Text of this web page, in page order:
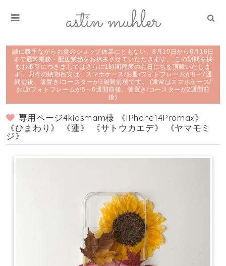
誠に勝手ながらお盆のショップ休業にともない、8月10日から8月16日
まで通常業務・配送業務をお休みさせていただきます。 この期間を挟
むお取引につきましてはさらに1週間程度のお日にちを頂戴いたしま
す。 只今の納期目安は、スマホケース/お皿/フォトフレームが6～7週
間前後、箸置き/コースターが3週間前後です。 (通常はスマホケース/
お皿/フォトフレームが5～6週間前後、箸置き/コースターが2週間前
後)
専用ページ4kidsmam様 《iPhone14Promax》
《ひまわり》 《蓮》 《サトウカエデ》 《ヤマモミ
ジ》